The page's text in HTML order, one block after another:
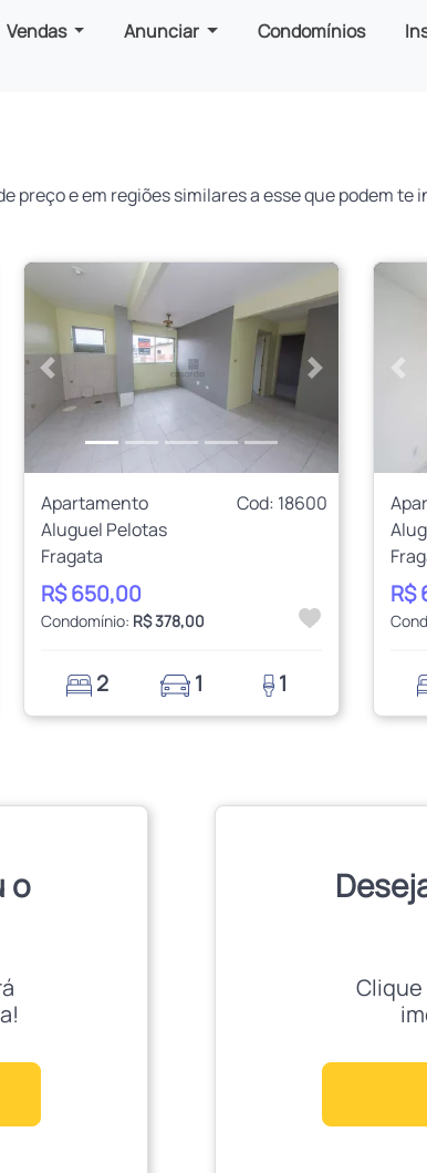
Vendas Anunciar Condomínios
preço e em regiões similares a esse que podem te
Anterior Próximo
Apartamento
Cod: 18600
Aluguel Pelotas
Fragata
R$ 650,00
Condomínio: R$ 378,00
2 1 1
R$
o
Clique